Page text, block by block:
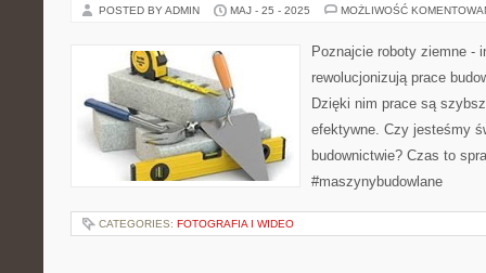
POSTED BY ADMIN MAJ - 25 - 2025 MOŻLIWOŚĆ
Poznajcie roboty ziemne -
rewolucjonizują prace
Dzięki nim prace są
efektywne. Czy jesteśmy
budownictwie? Czas to
#maszynybudowlane
CATEGORIES: FOTOGRAFIA I WIDEO